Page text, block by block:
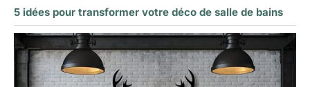
5 idées pour transformer votre déco de salle de bains